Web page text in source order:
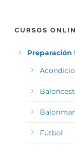
CURSOS
Preparación
Fútbol